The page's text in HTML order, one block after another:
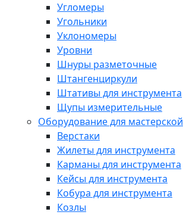
Угломеры
Угольники
Уклономеры
Уровни
Шнуры разметочные
Штангенциркули
Штативы для инструмента
Щупы измерительные
Оборудование для мастерской
Верстаки
Жилеты для инструмента
Карманы для инструмента
Кейсы для инструмента
Кобура для инструмента
Козлы